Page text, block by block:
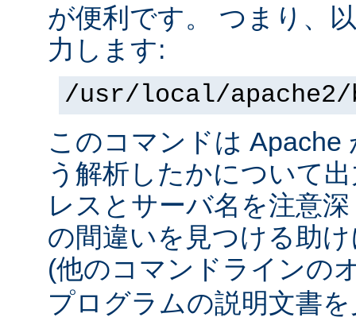
が便利です。 つまり、
力します:
/usr/local/
このコマンドは Apache
う解析したかについて
レスとサーバ名を注意
の間違いを見つける助
(他のコマンドラインの
プログラムの説明文書